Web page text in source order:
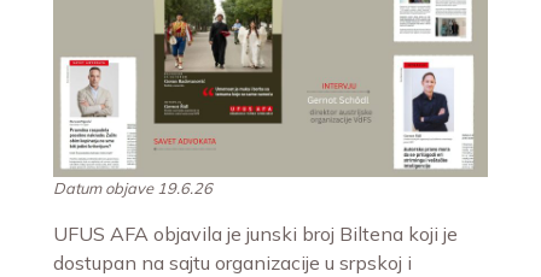
Datum objave 19.6.26
UFUS AFA objavila je junski broj Biltena koji je
dostupan na sajtu organizacije u srpskoj i